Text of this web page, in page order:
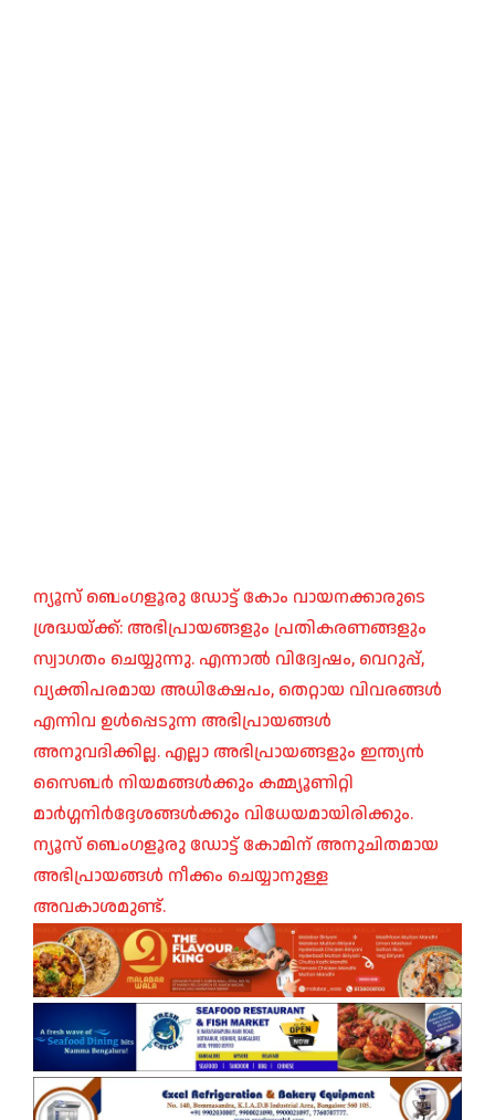
ന്യൂസ് ബെംഗളൂരു ഡോട്ട് കോം വായനക്കാരുടെ
ശ്രദ്ധയ്ക്ക്: അഭിപ്രായങ്ങളും പ്രതികരണങ്ങളും
സ്വാഗതം ചെയ്യുന്നു. എന്നാൽ വിദ്വേഷം, വെറുപ്പ്,
വ്യക്തിപരമായ അധിക്ഷേപം, തെറ്റായ വിവരങ്ങൾ
എന്നിവ ഉൾപ്പെടുന്ന അഭിപ്രായങ്ങൾ
അനുവദിക്കില്ല. എല്ലാ അഭിപ്രായങ്ങളും ഇന്ത്യൻ
സൈബർ നിയമങ്ങൾക്കും കമ്മ്യൂണിറ്റി
മാർഗ്ഗനിർദ്ദേശങ്ങൾക്കും വിധേയമായിരിക്കും.
ന്യൂസ് ബെംഗളൂരു ഡോട്ട് കോമിന് അനുചിതമായ
അഭിപ്രായങ്ങൾ നീക്കം ചെയ്യാനുള്ള
അവകാശമുണ്ട്.